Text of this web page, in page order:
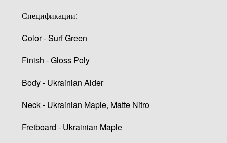
Спецификации:
Color - Surf Green
Finish - Gloss Poly
Body - Ukrainian Alder
Neck - Ukrainian Maple, Matte Nitro
Fretboard - Ukrainian Maple